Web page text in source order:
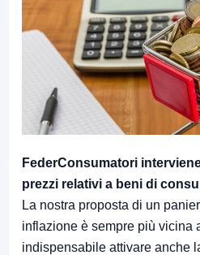
FederConsumatori
prezzi relativi a beni di
La nostra proposta di un
inflazione è sempre più vicina
indispensabile attivare anche